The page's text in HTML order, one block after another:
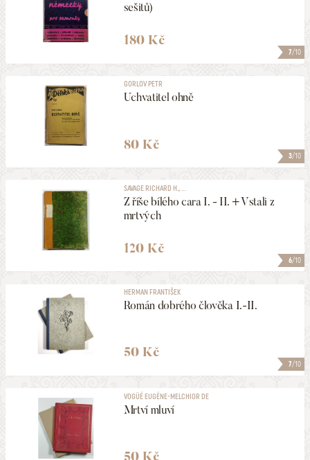
7/10
sešitů)
180 Kč
3/10
GORLOV PETR
Uchvatitel ohně
80 Kč
6/10
SAVAGE RICHARD H., ...
Z říše bílého cara I. - II. + Vstali z
mrtvých
120 Kč
7/10
HERMAN FRANTIŠEK
Román dobrého člověka I.-II.
50 Kč
VOGÜÉ EUGÉNE-MELCHIOR DE
Mrtví mluví
50 Kč